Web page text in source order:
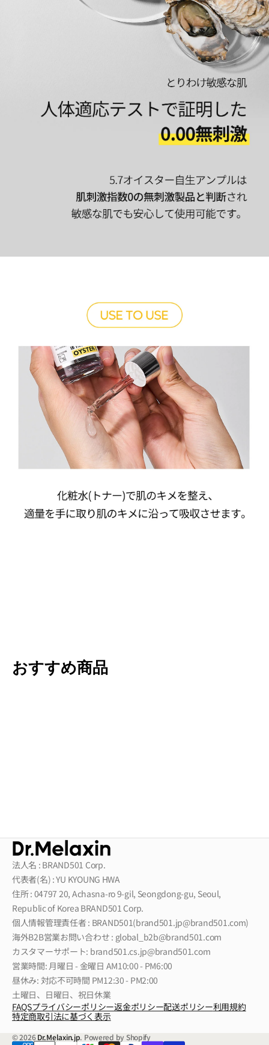
おすすめ商品
法人名 : BRAND501 Corp.
代表者(名) : YU KYOUNG HWA
住所 : 04797 20, Achasna-ro 9-gil, Seongdong-gu, Seoul,
Republic of Korea BRAND501 Corp.
個人情報管理責任者 : BRAND501(brand501.jp@brand501.com)
海外B2B営業お問い合わせ : global_b2b@brand501.com
カスタマーサポート: brand501.cs.jp@brand501.com
営業時間: 月曜日 - 金曜日 AM10:00 - PM6:00
昼休み: 対応不可時間 PM12:30 - PM2:00
土曜日、日曜日、祝日休業
FAQSプライバシーポリシー返金ポリシー配送ポリシー利用規約
特定商取引法に基づく表示
© 2026Dr.Melaxin.jp. Powered by Shopify